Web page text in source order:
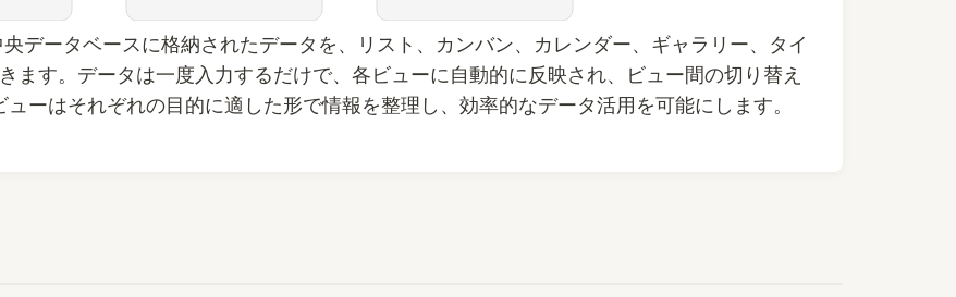
データベースに格納されたデータを、リスト、カンバン、カレンダー、ギャラリー、タイ
ます。データは一度入力するだけで、各ビューに自動的に反映され、ビュー間の切り替え
ーはそれぞれの目的に適した形で情報を整理し、効率的なデータ活用を可能にします。